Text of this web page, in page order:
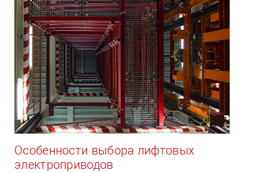
Особенности выбора лифтовых
электроприводов